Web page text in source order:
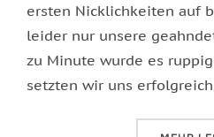
ersten Nicklichkeiten auf
leider nur unsere
zu Minute wurde es
setzten wir uns